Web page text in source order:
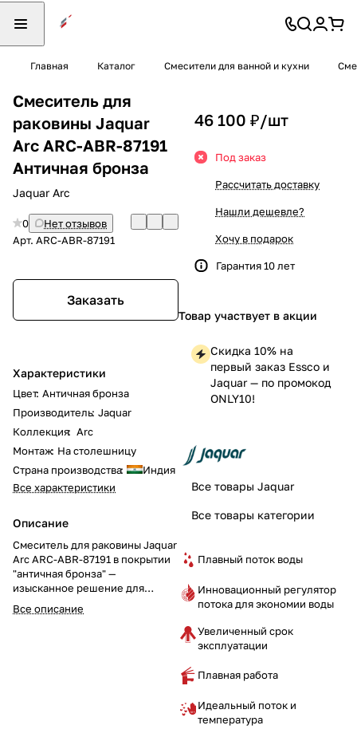
Главная Каталог Смесители для ванной и кухни
Смеситель для
раковины Jaquar
Arc ARC-ABR-87191
Античная бронза
Jaquar Arc
0
Нет отзывов
Арт. ARC-ABR-87191
Заказать
Характеристики
Цвет: Античная бронза
Производитель: Jaquar
Коллекция: Arc
Монтаж: На столешницу
Страна производства:
Индия
Все характеристики
Описание
Смеситель для раковины Jaquar
Arc ARC-ABR-87191 в покрытии
"античная бронза" —
изысканное решение для
вашей ванной комнаты.
Трехотверстная установка и
Все описание
46 100 ₽/шт
Под заказ
Рассчитать доставку
Нашли дешевле?
Хочу в подарок
Гарантия 10 лет
Товар участвует в акции
Скидка 10% на
первый заказ Essco и
Jaquar — по промокод
ONLY10!
Все товары Jaquar
Все товары категории
Плавный поток воды
Инновационный регулятор
потока для экономии воды
Увеличенный срок
эксплуатации
Плавная работа
Идеальный поток и
температура